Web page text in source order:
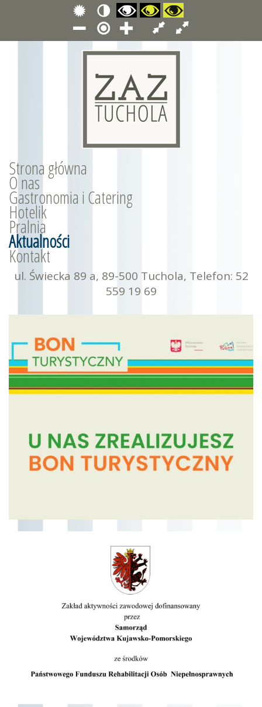
Strona główna
O nas
Gastronomia i Catering
Hotelik
Pralnia
Aktualności
Kontakt
ul. Świecka 89 a, 89-500 Tuchola, Telefon: 52
559 19 69